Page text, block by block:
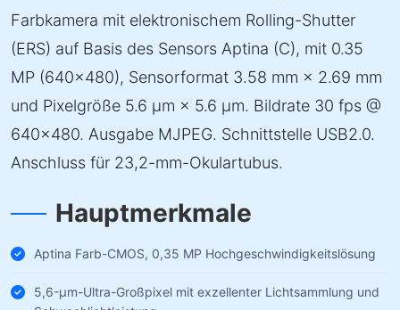
Farbkamera mit elektronischem Rolling-Shutter
(ERS) auf Basis des Sensors Aptina (C), mit 0.35
MP (640×480), Sensorformat 3.58 mm × 2.69 mm
und Pixelgröße 5.6 µm × 5.6 µm. Bildrate 30 fps @
640×480. Ausgabe MJPEG. Schnittstelle USB2.0.
Anschluss für 23,2-mm-Okulartubus.
Hauptmerkmale
Aptina Farb-CMOS, 0,35 MP Hochgeschwindigkeitslösung
5,6-µm-Ultra-Großpixel mit exzellenter Lichtsammlung und